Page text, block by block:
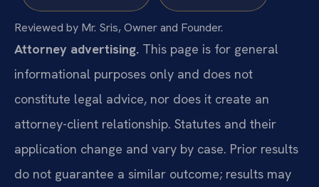
Reviewed by Mr. Sris, Owner and Founder.
Attorney advertising. This page is for general
informational purposes only and does not
constitute legal advice, nor does it create an
attorney-client relationship. Statutes and their
application change and vary by case. Prior results
do not guarantee a similar outcome; results may